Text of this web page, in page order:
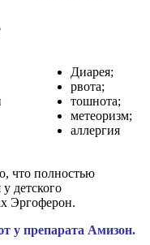
Диарея;
рвота;
тошнота;
метеоризм;
аллергия
что полностью
детского
Эргоферон.
у препарата Амизон.